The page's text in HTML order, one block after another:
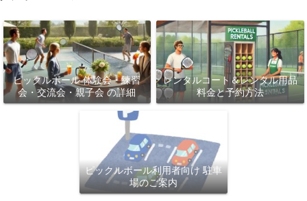
ピックルボール 体験会・練習
会・交流会・親子会 の詳細
レンタルコート＆レンタル用品
料金と予約方法
ピックルボール利用者向け 駐車
場のご案内